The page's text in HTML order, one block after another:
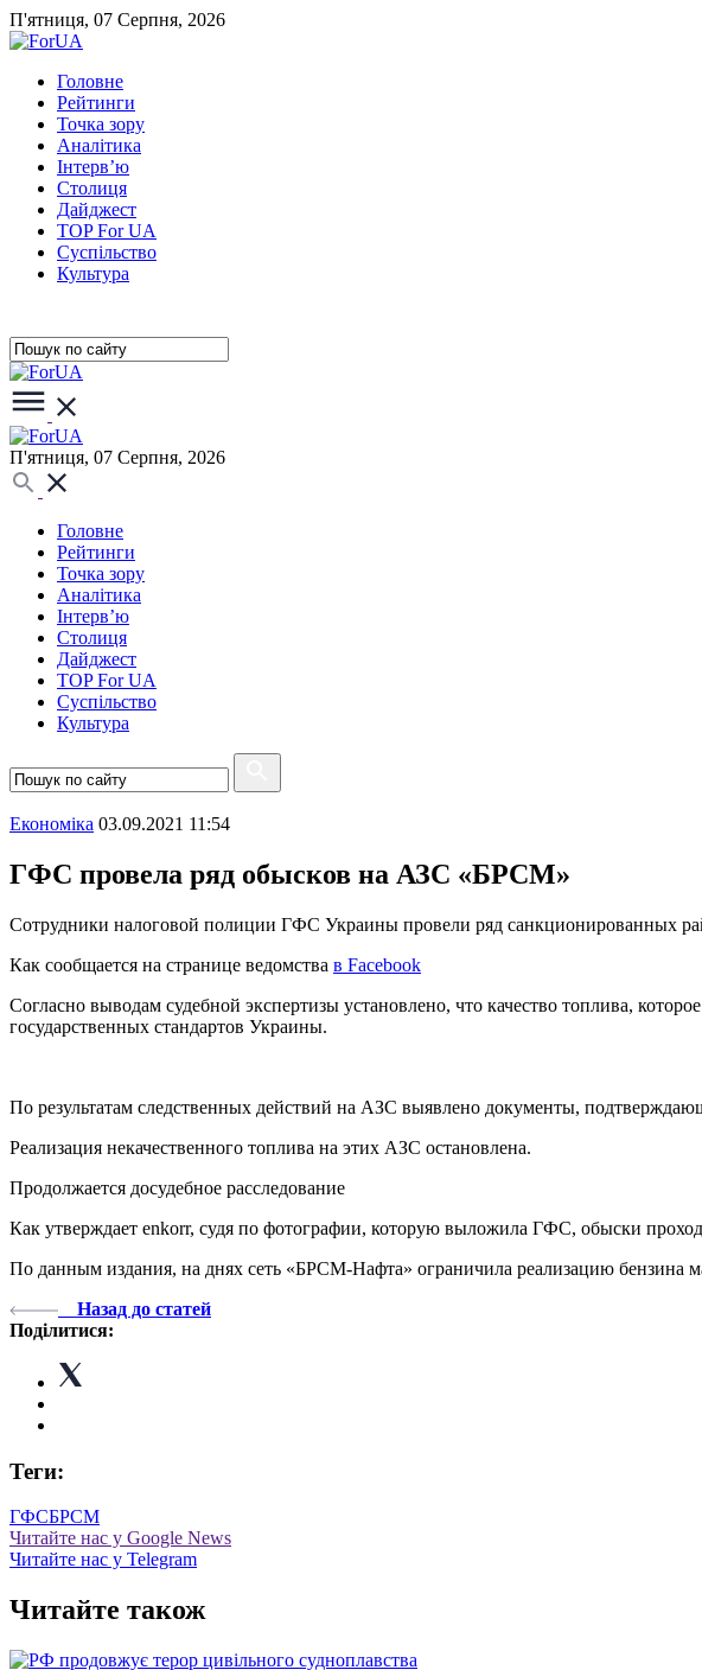
П'ятниця, 07 Серпня, 2026
Головне
Рейтинги
Точка зору
Аналітика
Інтерв’ю
Столиця
Дайджест
TOP For UA
Суспiльство
Культура
П'ятниця, 07 Серпня, 2026
Головне
Рейтинги
Точка зору
Аналітика
Інтерв’ю
Столиця
Дайджест
TOP For UA
Суспiльство
Культура
Економіка 03.09.2021 11:54
ГФС провела ряд обысков на АЗС «БРСМ»
Сотрудники налоговой полиции ГФС Украины провели ряд санкционированных
Как сообщается на странице ведомства в Facebook
Согласно выводам судебной экспертизы установлено, что качество топлива,
государственных стандартов Украины.
По результатам следственных действий на АЗС выявлено документы,
Реализация некачественного топлива на этих АЗС остановлена.
Продолжается досудебное расследование
Как утверждает enkorr, судя по фотографии, которую выложила ГФС, обыски
По данным издания, на днях сеть «БРСМ-Нафта» ограничила реализацию бензина
Назад до статей
Поділитися:
Теги:
ГФСБРСМ
Читайте нас у Google News
Читайте нас у Telegram
Читайте також